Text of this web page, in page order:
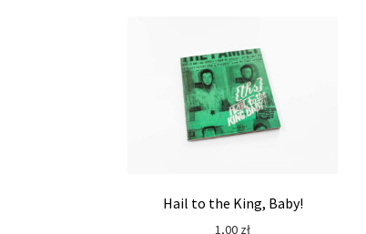
Hail to the King, Baby!
1,00 zł